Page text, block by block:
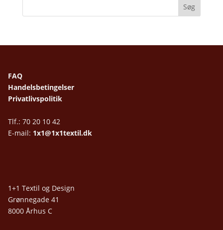
FAQ
Handelsbetingelser
Privatlivspolitik
Tlf.: 70 20 10 42
E-mail: 1x1@1x1textil.dk
1+1 Textil og Design
Grønnegade 41
8000 Århus C